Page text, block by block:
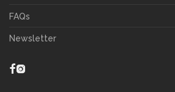
FAQs
Newsletter